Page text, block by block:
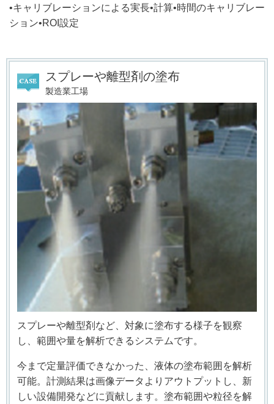
•キャリブレーションによる実長•計算•時間のキャリブレー
ション•ROI設定
スプレーや離型剤の塗布
製造業工場
スプレーや離型剤など、対象に塗布する様子を観察
し、範囲や量を解析できるシステムです。
今まで定量評価できなかった、液体の塗布範囲を解析
可能。計測結果は画像データよりアウトプットし、新
しい設備開発などに貢献します。塗布範囲や粒径を解